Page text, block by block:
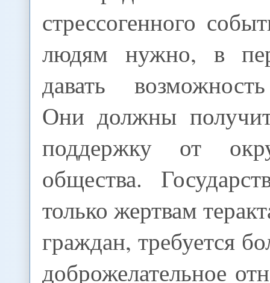
стрессогенного
людям нужно, в
давать
Они должны
поддержку от
общества.
только жертвам
граждан, требуется
доброжелательное